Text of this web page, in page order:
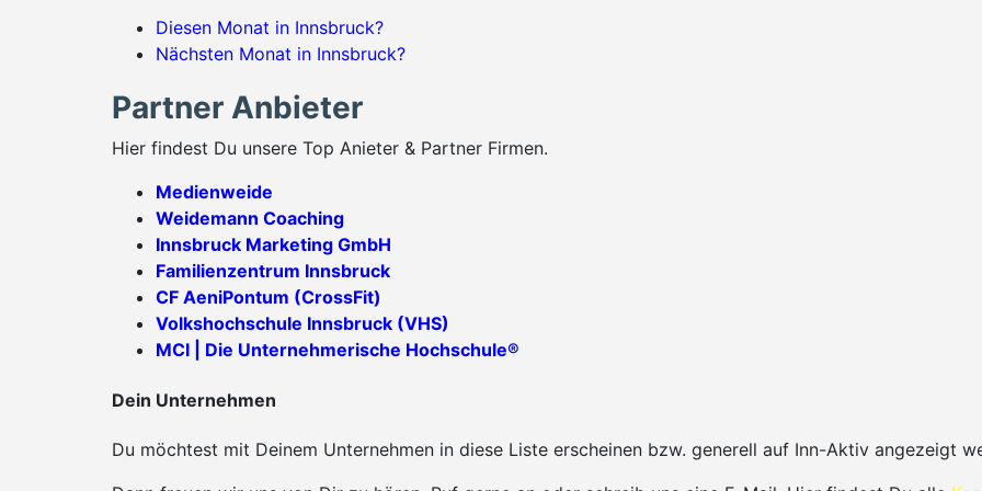
Diesen Monat in Innsbruck?
Nächsten Monat in Innsbruck?
Partner Anbieter
Hier findest Du unsere Top Anieter & Partner Firmen.
Medienweide
Weidemann Coaching
Innsbruck Marketing GmbH
Familienzentrum Innsbruck
CF AeniPontum (CrossFit)
Volkshochschule Innsbruck (VHS)
MCI | Die Unternehmerische Hochschule®
Dein Unternehmen
Du möchtest mit Deinem Unternehmen in diese Liste erscheinen bzw. generell auf Inn-Aktiv angezeigt